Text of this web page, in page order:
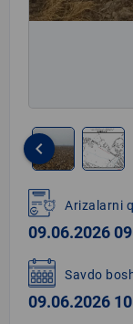
1
of
2
keyboard_arrow_left
Arizalarni
09.06.2026
Savdo
09.06.2026